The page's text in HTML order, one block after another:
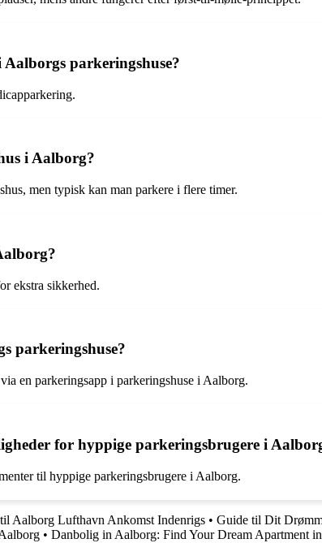
parkeringshuse?
i Aalborg?
men typisk kan man parkere i flere timer.
ekstra sikkerhed.
parkeringshuse?
en parkeringsapp i parkeringshuse i Aalborg.
for hyppige parkeringsbrugere i
til hyppige parkeringsbrugere i Aalborg.
Aalborg Lufthavn Ankomst Indenrigs • Guide til Dit
• Danbolig in Aalborg: Find Your Dream Apartment